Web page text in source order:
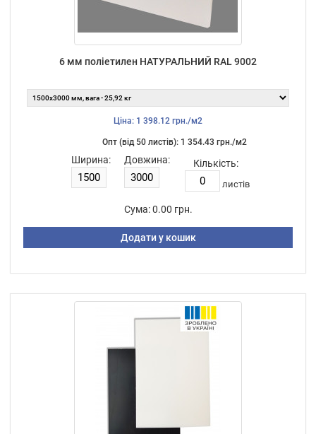
6 мм поліетилен НАТУРАЛЬНИЙ RAL 9002
Ціна: 1 398.12 грн./м2
Опт (від 50 листiв): 1 354.43 грн./м2
Ширина: Довжина: Кількість:
листiв
Сума: 0.00 грн.
Додати у кошик